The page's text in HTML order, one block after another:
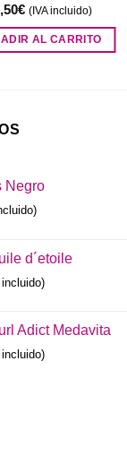
€ (IVA incluido)
AL CARRITO
Negro
d´etoile
Adict Medavita